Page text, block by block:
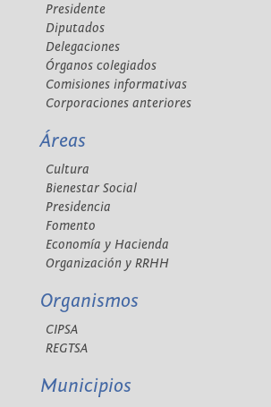
Presidente
Diputados
Delegaciones
Órganos colegiados
Comisiones informativas
Corporaciones anteriores
Áreas
Cultura
Bienestar Social
Presidencia
Fomento
Economía y Hacienda
Organización y RRHH
Organismos
CIPSA
REGTSA
Municipios